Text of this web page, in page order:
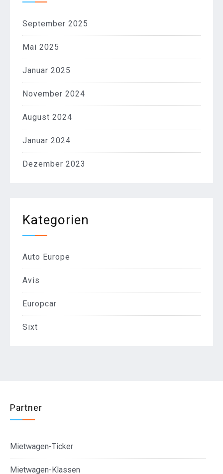
September 2025
Mai 2025
Januar 2025
November 2024
August 2024
Januar 2024
Dezember 2023
Kategorien
Auto Europe
Avis
Europcar
Sixt
Partner
Mietwagen-Ticker
Mietwagen-Klassen